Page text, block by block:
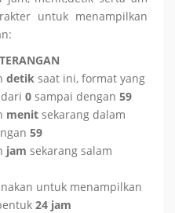
untuk menampilkan
detik saat ini, format yang
0 sampai dengan 59
menit sekarang dalam
59
jam sekarang salam
untuk menampilkan
24 jam